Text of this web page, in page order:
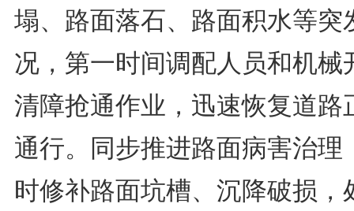
塌、路面落石、路面积水等突
况，第一时间调配人员和机械
清障抢通作业，迅速恢复道路
通行。同步推进路面病害治理
时修补路面坑槽、沉降破损，